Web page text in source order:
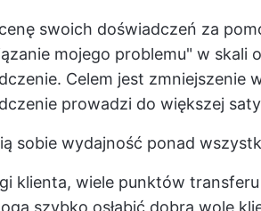
swoich doświadczeń za
mojego problemu" w skali
Celem jest zmniejszenie
prowadzi do większej
sobie wydajność ponad
klienta, wiele punktów transferu
szybko osłabić dobrą wolę